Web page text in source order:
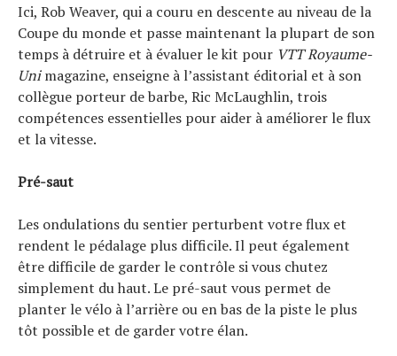
Ici, Rob Weaver, qui a couru en descente au niveau de la
Coupe du monde et passe maintenant la plupart de son
temps à détruire et à évaluer le kit pour VTT Royaume-
Unimagazine, enseigne à l’assistant éditorial et à son
collègue porteur de barbe, Ric McLaughlin, trois
compétences essentielles pour aider à améliorer le flux
et la vitesse.
Pré-saut
Les ondulations du sentier perturbent votre flux et
rendent le pédalage plus difficile. Il peut également
être difficile de garder le contrôle si vous chutez
simplement du haut. Le pré-saut vous permet de
planter le vélo à l’arrière ou en bas de la piste le plus
tôt possible et de garder votre élan.